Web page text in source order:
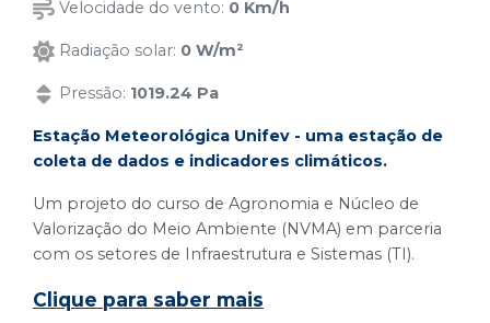
Velocidade do vento: 0 Km/h
Radiação solar: 0 W/m²
Pressão: 1019.24 Pa
Estação Meteorológica Unifev - uma estação de
coleta de dados e indicadores climáticos.
Um projeto do curso de Agronomia e Núcleo de
Valorização do Meio Ambiente (NVMA) em parceria
com os setores de Infraestrutura e Sistemas (TI).
Clique para saber mais